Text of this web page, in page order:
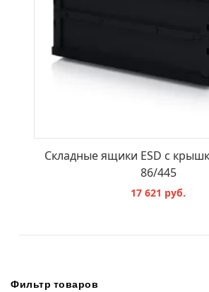
Складные ящики ESD с
86/445
17 621 руб.
В КОРЗИНУ
Фильтр товаров